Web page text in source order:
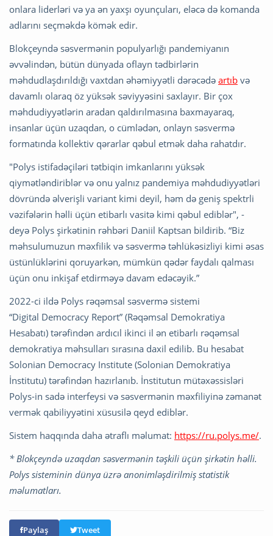
onlara liderləri və ya ən yaxşı oyunçuları, eləcə də komanda
adlarını seçməkdə kömək edir.
Blokçeyndə səsvermənin populyarlığı pandemiyanın
əvvəlindən, bütün dünyada oflayn tədbirlərin
məhdudlaşdırıldığı vaxtdan əhəmiyyətli dərəcədə artıb və
davamlı olaraq öz yüksək səviyyəsini saxlayır. Bir çox
məhdudiyyətlərin aradan qaldırılmasına baxmayaraq,
insanlar üçün uzaqdan, o cümlədən, onlayn səsvermə
formatında kollektiv qərarlar qəbul etmək daha rahatdır.
"Polys istifadəçiləri tətbiqin imkanlarını yüksək
qiymətləndiriblər və onu yalnız pandemiya məhdudiyyətləri
dövründə əlverişli variant kimi deyil, həm də geniş spektrli
vəzifələrin həlli üçün etibarlı vasitə kimi qəbul ediblər", -
deyə Polys şirkətinin rəhbəri Daniil Kaptsan bildirib. “Biz
məhsulumuzun məxfilik və səsvermə təhlükəsizliyi kimi əsas
üstünlüklərini qoruyarkən, mümkün qədər faydalı qalması
üçün onu inkişaf etdirməyə davam edəcəyik.”
2022-ci ildə Polys rəqəmsal səsvermə sistemi
“Digital Democracy Report” (Rəqəmsal Demokratiya
Hesabatı) tərəfindən ardıcıl ikinci il ən etibarlı rəqəmsal
demokratiya məhsulları sırasına daxil edilib. Bu hesabat
Solonian Democracy Institute (Solonian Demokratiya
İnstitutu) tərəfindən hazırlanıb. İnstitutun mütəxəssisləri
Polys-in sadə interfeysi və səsvermənin məxfiliyinə zəmanət
vermək qabiliyyətini xüsusilə qeyd ediblər.
Sistem haqqında daha ətraflı məlumat: https://ru.polys.me/.
* Blokçeyndə uzaqdan səsvermənin təşkili üçün şirkətin həlli.
Polys sisteminin dünya üzrə anonimləşdirilmiş statistik
məlumatları.
Paylaş Tweet